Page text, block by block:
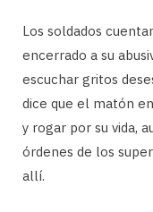
Los soldados
encerrado a su
escuchar gritos
dice que el matón
y rogar por su vida,
órdenes de los
allí.